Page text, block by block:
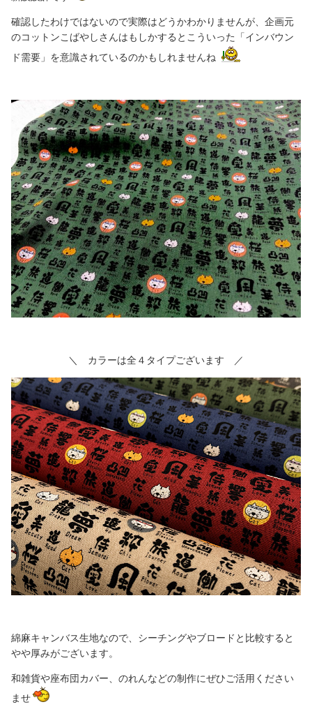
確認したわけではないので実際はどうかわかりませんが、企画元
のコットンこばやしさんはもしかするとこういった「インバウン
ド需要」を意識されているのかもしれませんね
＼ カラーは全４タイプございます ／
綿麻キャンバス生地なので、シーチングやブロードと比較すると
やや厚みがございます。
和雑貨や座布団カバー、のれんなどの制作にぜひご活用ください
ませ